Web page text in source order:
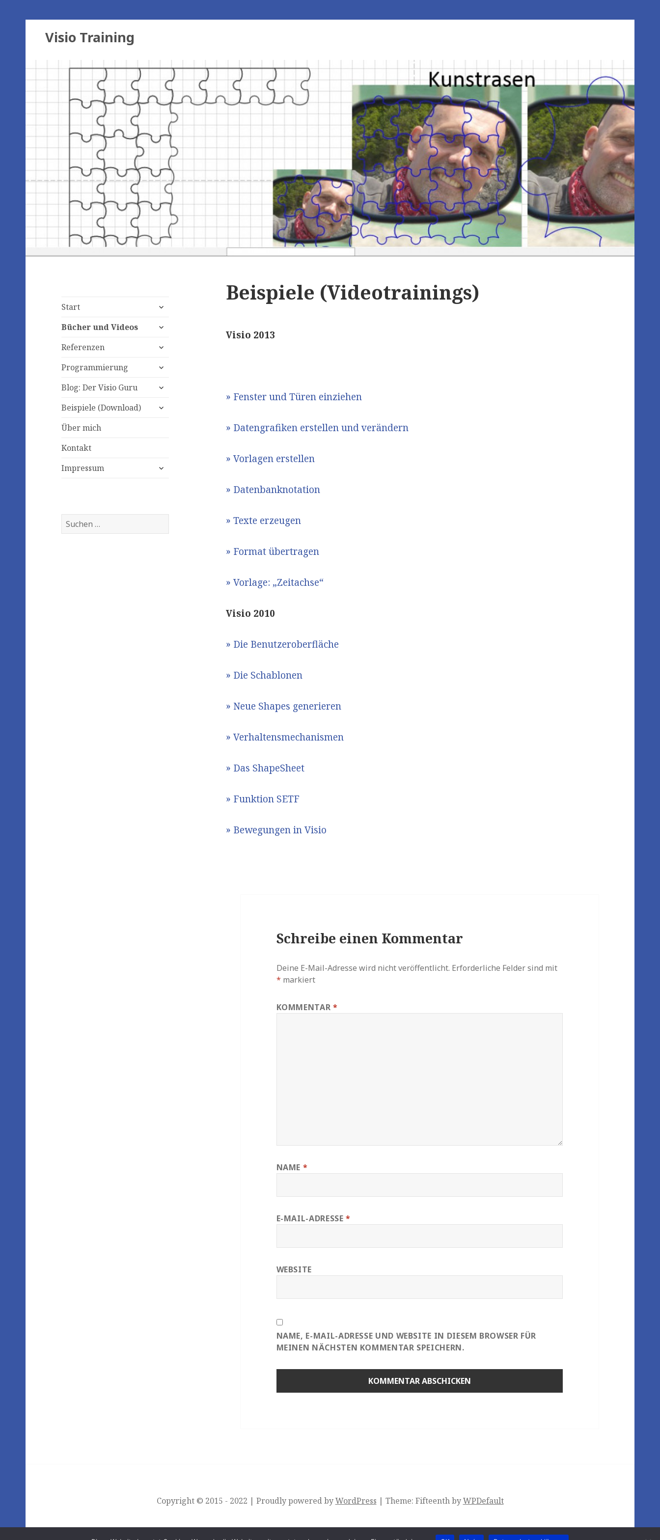
Visio Training
Start
expand
menu
Bücher und Videos
expand
menu
Referenzen
expand
menu
Programmierung
expand
menu
Blog: Der Visio Guru
expand
menu
Beispiele (Download)
expand
Über mich
Kontakt
Impressum
expand
Suchen
nach:
Beispiele (Videotrainings)
Visio 2013
» Fenster und Türen einziehen
» Datengrafiken erstellen und verändern
» Vorlagen erstellen
» Datenbanknotation
» Texte erzeugen
» Format übertragen
» Vorlage: „Zeitachse“
Visio 2010
» Die Benutzeroberfläche
» Die Schablonen
» Neue Shapes generieren
» Verhaltensmechanismen
» Das ShapeSheet
» Funktion SETF
» Bewegungen in Visio
Schreibe einen Kommentar
Deine E-Mail-Adresse wird nicht veröffentlicht. Erforderliche Felder sind mit
* markiert
KOMMENTAR *
NAME *
E-MAIL-ADRESSE*
WEBSITE
NAME, E-MAIL-ADRESSE UND WEBSITE IN DIESEM BROWSER FÜR
MEINEN NÄCHSTEN KOMMENTAR SPEICHERN.
Copyright © 2015 - 2022 | Proudly powered byWordPress | Theme: Fifteenth byWPDefault